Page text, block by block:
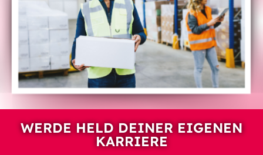
WERDE HELD DEINER EIGENEN
KARRIERE